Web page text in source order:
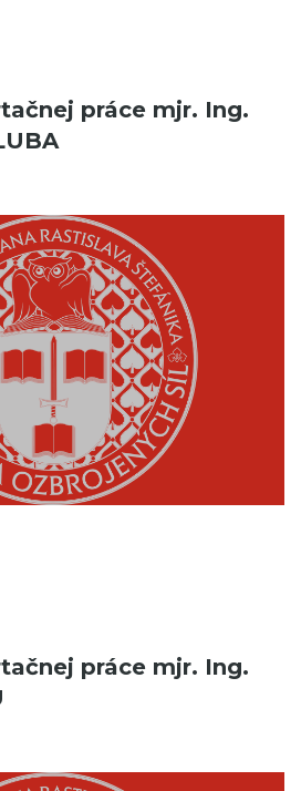
práce mjr. Ing.
práce mjr. Ing.